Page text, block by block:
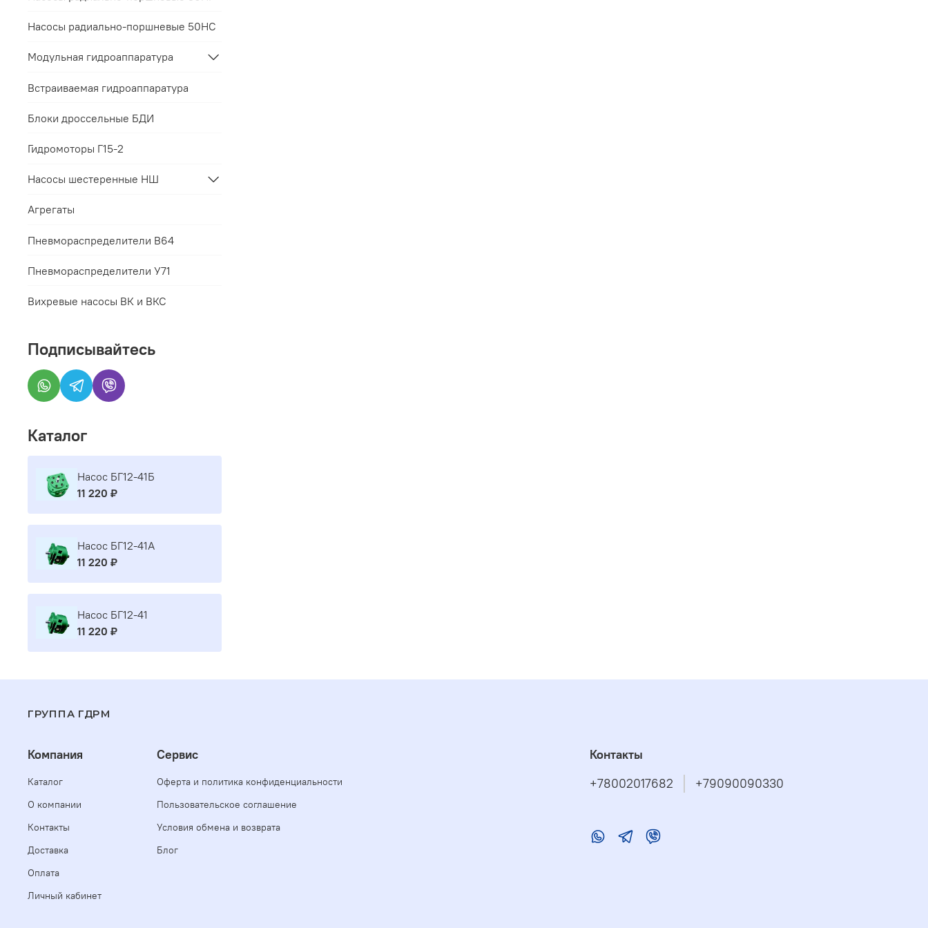
Насосы радиально-поршневые 50НС
Модульная гидроаппаратура
Встраиваемая гидроаппаратура
Блоки дроссельные БДИ
Гидромоторы Г15-2
Насосы шестеренные НШ
Агрегаты
Пневмораспределители В64
Пневмораспределители У71
Вихревые насосы ВК и ВКС
Подписывайтесь
Каталог
Насос БГ12-41Б
11 220 ₽
Насос БГ12-41А
11 220 ₽
Насос БГ12-41
11 220 ₽
ГРУППА ГДРМ
Компания
Каталог
О компании
Контакты
Доставка
Оплата
Личный кабинет
Сервис
Оферта и политика конфиденциальности
Пользовательское соглашение
Условия обмена и возврата
Блог
Контакты
+78002017682
+79090090330